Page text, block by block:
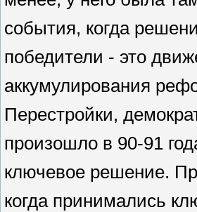
события, когда
победители - это
аккумулирования
Перестройки,
произошло в 90-91
ключевое решение.
когда принимались